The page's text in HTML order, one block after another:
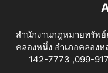
สำนักงานกฎหมายทรัพ
คลองหนึ่ง อำเภอคลอง
142-7773 ,099-